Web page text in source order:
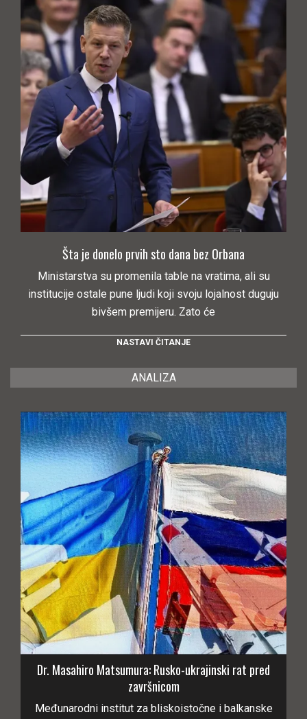
Šta je donelo prvih sto dana bez Orbana
Ministarstva su promenila table na vratima, ali su
institucije ostale pune ljudi koji svoju lojalnost duguju
bivšem premijeru. Zato će
NASTAVI ČITANJE
ANALIZA
Dr. Masahiro Matsumura: Rusko-ukrajinski rat pred
završnicom
Međunarodni institut za bliskoistočne i balkanske